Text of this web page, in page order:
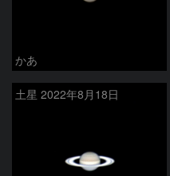
かあ
土星 2022年8月18日